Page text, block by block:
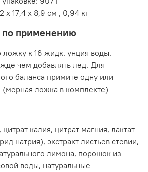
x 17,4 x 8,9 см , 0,94 кг
применению
к 16 жидк. унция воды.
чем добавлять лед. Для
баланса примите одну или
(мерная ложка в комплекте)
калия, цитрат магния, лактат
натрия), экстракт листьев стевии,
лимона, порошок из
воды, натуральные